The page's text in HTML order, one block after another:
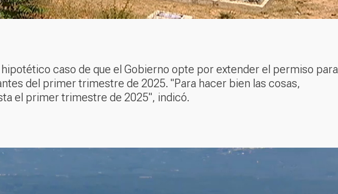
caso de que el Gobierno opte por extender el permiso para
del primer trimestre de 2025. "Para hacer bien las cosas,
el primer trimestre de 2025", indicó.